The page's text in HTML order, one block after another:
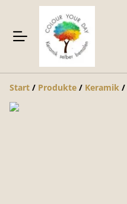
Start / Produkte / Keramik /